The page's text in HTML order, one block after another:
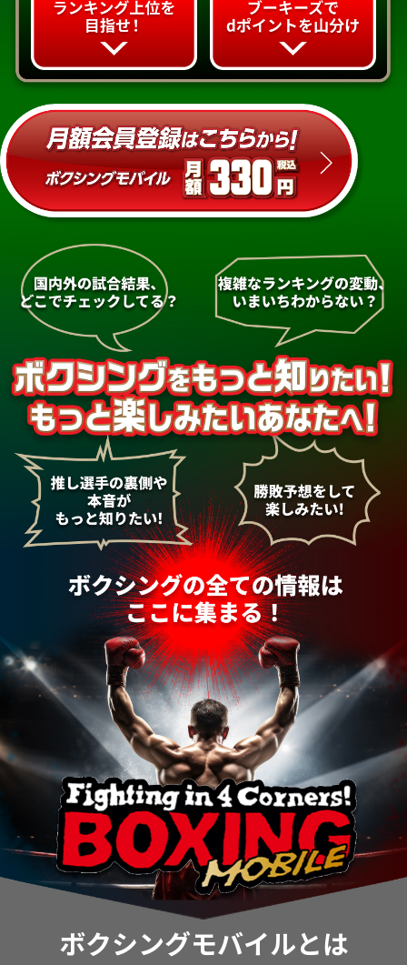
ボクシングモバイルとは